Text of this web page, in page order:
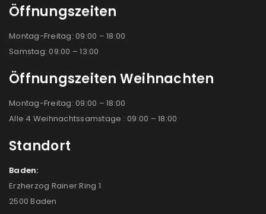
Öffnungszeiten
Montag-Freitag: 09:00 – 18:00
Samstag: 09:00 – 13:00
Öffnungszeiten Weihnachten
Montag-Freitag: 09:00 – 18:00
Alle 4 Weihnachtssamstage : 09:00 – 18:00
Standort
Baden:
Erzherzog Rainer Ring 1
2500 Baden